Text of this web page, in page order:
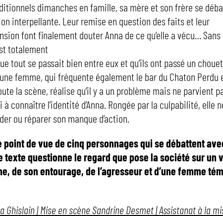
dimanches en famille, sa mère et son frère se
interpellante. Leur remise en question des faits et leur
font finalement douter Anna de ce qu’elle a vécu…
totalement
tout se passait bien entre eux et qu’ils ont passé un
femme, qui fréquente également le bar du Chaton Perdu
la scène, réalise qu’il y a un problème mais ne parvient
connaître l’identité d’Anna. Rongée par la culpabilité, elle
ou réparer son manque d’action.
point de vue de cinq personnages qui se débattent
texte questionne le regard que pose la société sur un
de son entourage, de l’agresseur et d’une femme
Ghislain | Mise en scène Sandrine Desmet | Assistanat à la